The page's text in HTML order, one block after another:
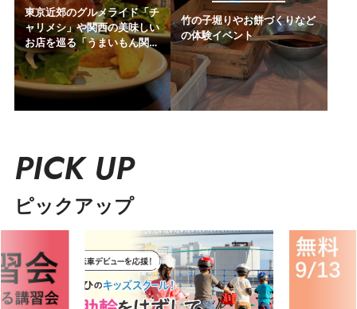
東京近郊のグルメライド「チ
ャリメシ」や関西の美味しい
お店を巡る「うまいもん関
西」など
竹の子堀りやお餅づくりなど
の体験イベント
PICK UP
ピックアップ